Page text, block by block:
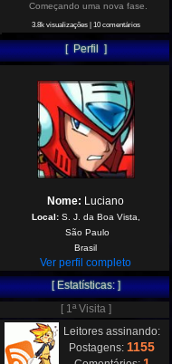
Começando uma nova fase.
3.8k visualizações| 10 comentários
[ Perfil ]
Nome: Luciano
Local:S. J. da Boa Vista,
São Paulo
Brasil
Ver perfil completo
[ Estatísticas: ]
[ 1ª Visita ]
Leitores assinando:
Postagens: 1155